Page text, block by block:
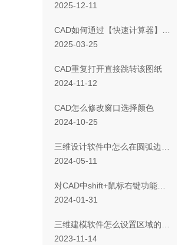
2025-12-11
CAD如何通过【快速计算器】功能绘制图形
2025-03-25
CAD重复打开直接跳转该图纸
2024-11-12
CAD怎么修改窗口选择颜色
2024-10-25
三维设计软件中怎么在圆弧边线上快速定位孔的位置
2024-05-11
对CAD中shift+鼠标右键功能如何进行自定义设置？
2024-01-31
三维建模软件怎么设置区域的背景颜色
2023-11-14